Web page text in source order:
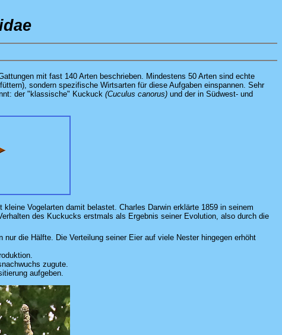
mit fast 140 Arten beschrieben. Mindestens 50 Arten sind echte
sondern spezifische Wirtsarten für diese Aufgaben einspannen. Sehr
der "klassische" Kuckuck (Cuculus canorus) und der in Südwest- und
Vogelarten damit belastet. Charles Darwin erklärte 1859 in seinem
des Kuckucks erstmals als Ergebnis seiner Evolution, also durch die
die Hälfte. Die Verteilung seiner Eier auf viele Nester hingegen erhöht
zugute.
aufgeben.